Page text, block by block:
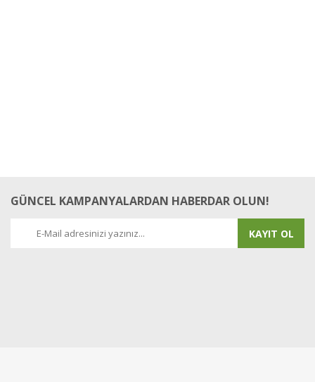
GÜNCEL KAMPANYALARDAN HABERDAR OLUN!
KAYIT OL